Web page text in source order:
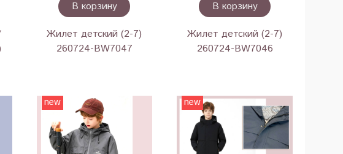
В корзину
Жилет детский (2-7)
260724-BW7047
В корзину
Жилет детский (2-7)
260724-BW7046
new new